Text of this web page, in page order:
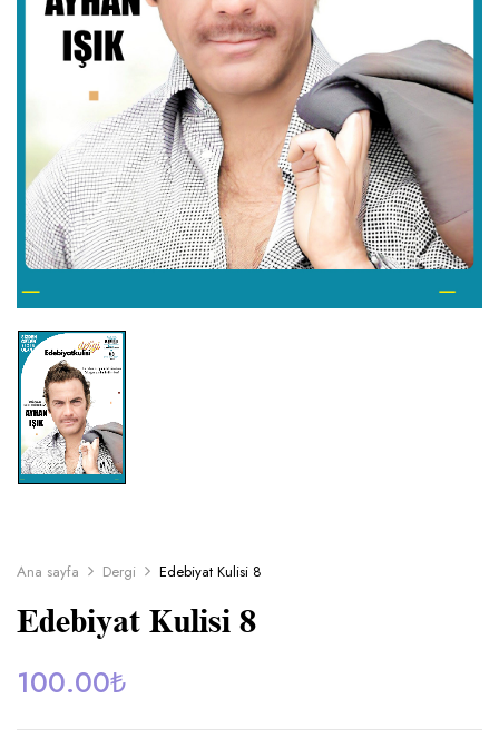
Ana sayfa Dergi Edebiyat Kulisi 8
Edebiyat Kulisi 8
100.00₺